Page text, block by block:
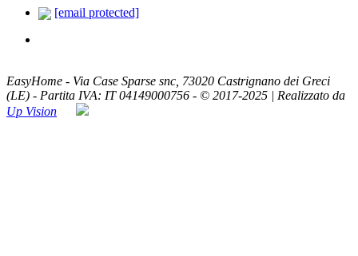
[email protected]
EasyHome - Via Case Sparse snc, 73020 Castrignano dei Greci
(LE) - Partita IVA: IT 04149000756 - © 2017-2025 | Realizzato da
Up Vision